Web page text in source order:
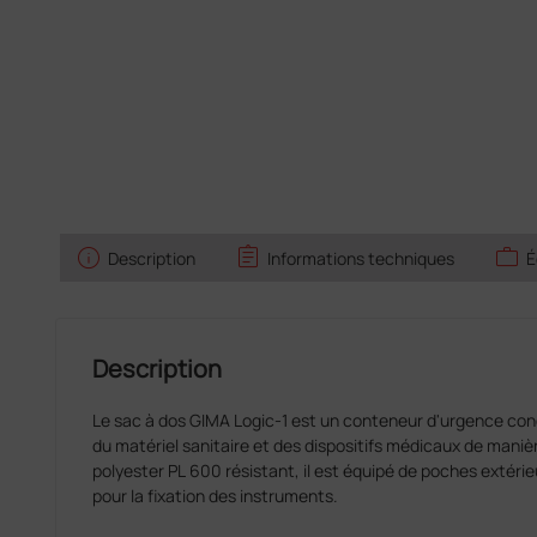
info Description assignment Informations techniques work
Description
Le sac à dos GIMA Logic‑1 est un conteneur d'urgence
du matériel sanitaire et des dispositifs médicaux de
polyester PL 600 résistant, il est équipé de poches
pour la fixation des instruments.